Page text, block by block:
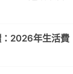
2026年生活費